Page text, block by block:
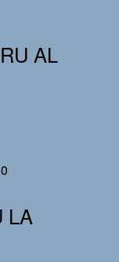
AL
LA